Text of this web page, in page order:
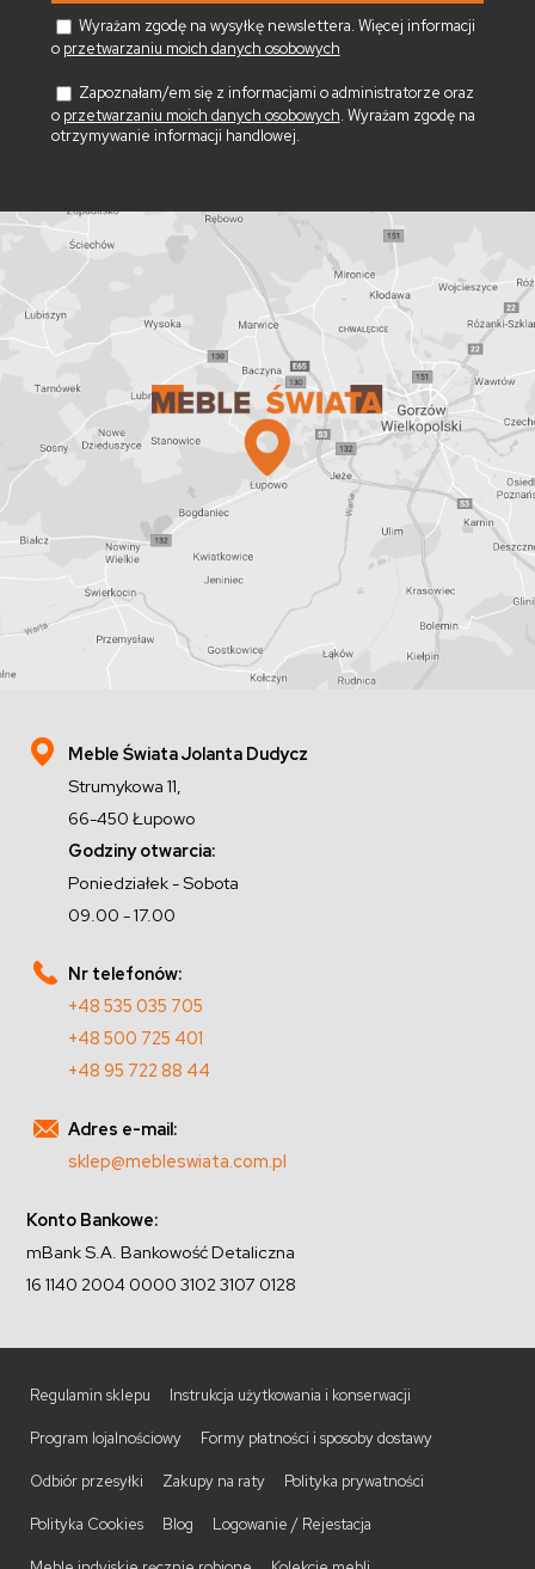
Wyrażam zgodę na wysyłkę newslettera. Więcej informacji
o przetwarzaniu moich danych osobowych
Zapoznałam/em się z informacjami o administratorze oraz
o przetwarzaniu moich danych osobowych. Wyrażam zgodę na
otrzymywanie informacji handlowej.
Meble Świata Jolanta Dudycz
Strumykowa 11,
66-450 Łupowo
Godziny otwarcia:
Poniedziałek - Sobota
09.00 - 17.00
Nr telefonów:
+48 535 035 705
+48 500 725 401
+48 95 722 88 44
Adres e-mail:
sklep@mebleswiata.com.pl
Konto Bankowe:
mBank S.A. Bankowość Detaliczna
16 1140 2004 0000 3102 3107 0128
Regulamin sklepu Instrukcja użytkowania i konserwacji
Program lojalnościowy Formy płatności i sposoby dostawy
Odbiór przesyłki Zakupy na raty Polityka prywatności
Polityka Cookies Blog Logowanie / Rejestacja